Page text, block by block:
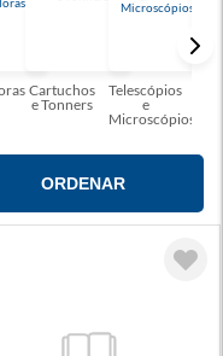
parte dessa jornada
experiência única de
Cartuchos
e Tonners
Telescópios
e
Microscópios
ORDENAR